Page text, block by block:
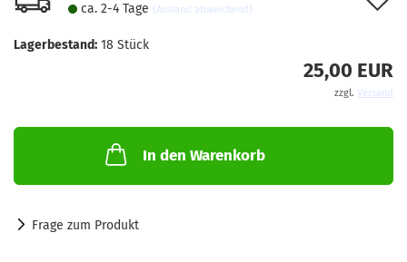
ca. 2-4 Tage (Ausland abweichend)
Lagerbestand: 18 Stück
25,00 EUR
zzgl. Versand
In den Warenkorb
Frage zum Produkt